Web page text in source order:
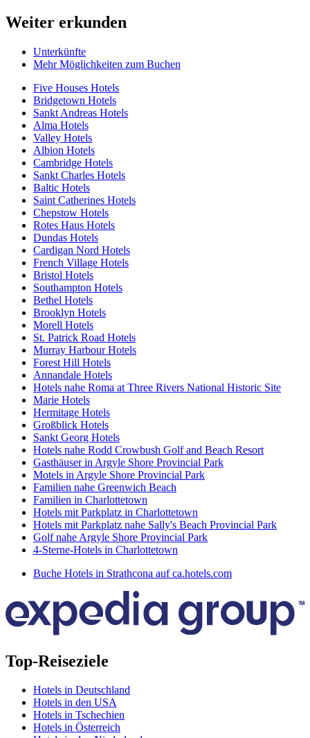
Weiter erkunden
Unterkünfte
Mehr Möglichkeiten zum Buchen
Five Houses Hotels
Bridgetown Hotels
Sankt Andreas Hotels
Alma Hotels
Valley Hotels
Albion Hotels
Cambridge Hotels
Sankt Charles Hotels
Baltic Hotels
Saint Catherines Hotels
Chepstow Hotels
Rotes Haus Hotels
Dundas Hotels
Cardigan Nord Hotels
French Village Hotels
Bristol Hotels
Southampton Hotels
Bethel Hotels
Brooklyn Hotels
Morell Hotels
St. Patrick Road Hotels
Murray Harbour Hotels
Forest Hill Hotels
Annandale Hotels
Hotels nahe Roma at Three Rivers National Historic Site
Marie Hotels
Hermitage Hotels
Großblick Hotels
Sankt Georg Hotels
Hotels nahe Rodd Crowbush Golf and Beach Resort
Gasthäuser in Argyle Shore Provincial Park
Motels in Argyle Shore Provincial Park
Familien nahe Greenwich Beach
Familien in Charlottetown
Hotels mit Parkplatz in Charlottetown
Hotels mit Parkplatz nahe Sally's Beach Provincial Park
Golf nahe Argyle Shore Provincial Park
4-Sterne-Hotels in Charlottetown
Buche Hotels in Strathcona auf ca.hotels.com
Top-Reiseziele
Hotels in Deutschland
Hotels in den USA
Hotels in Tschechien
Hotels in Österreich